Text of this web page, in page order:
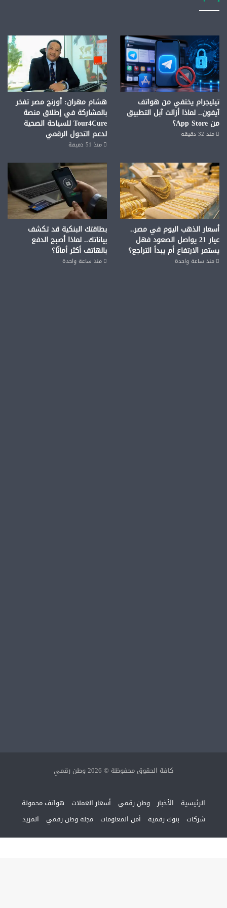
تيليجرام يختفي من هواتف
آيفون.. لماذا أزالت آبل التطبيق
من App Store؟
منذ 32 دقيقة
هشام مهران: أورنچ مصر تفخر
بالمشاركة في إطلاق منصة
Tour4Cure للسياحة الصحية
لدعم التحول الرقمي
منذ 51 دقيقة
أسعار الذهب اليوم في مصر..
عيار 21 يواصل الصعود فهل
يستمر الارتفاع أم يبدأ التراجع؟
منذ ساعة واحدة
بطاقتك البنكية قد تكشف
بياناتك.. لماذا أصبح الدفع
بالهاتف أكثر أمانًا؟
منذ ساعة واحدة
كافة الحقوق محفوظة © 2026 وطن رقمي
الرئيسية الأخبار وطن رقمي أسعار العملات هواتف محمولة
شركات بنوك رقمية أمن المعلومات مجلة وطن رقمي المزيد